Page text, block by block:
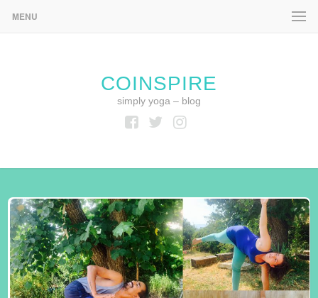
MENU
COINSPIRE
simply yoga – blog